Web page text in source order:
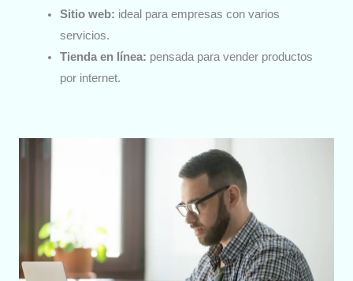
Sitio web: ideal para empresas con varios
servicios.
Tienda en línea: pensada para vender productos
por internet.